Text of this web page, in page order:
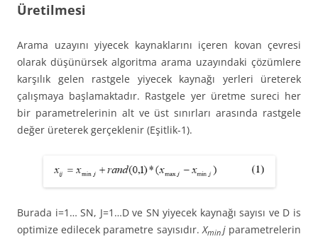
Üretilmesi
Arama uzayını yiyecek kaynaklarını içeren kovan çevresi
olarak düşünürsek algoritma arama uzayındaki çözümlere
karşılık gelen rastgele yiyecek kaynağı yerleri üreterek
çalışmaya başlamaktadır. Rastgele yer üretme sureci her
bir parametrelerinin alt ve üst sınırları arasında rastgele
değer üreterek gerçeklenir (Eşitlik-1).
Burada i=1… SN, J=1…D ve SN yiyecek kaynağı sayısı ve D is
optimize edilecek parametre sayısıdır. Xminj parametrelerin